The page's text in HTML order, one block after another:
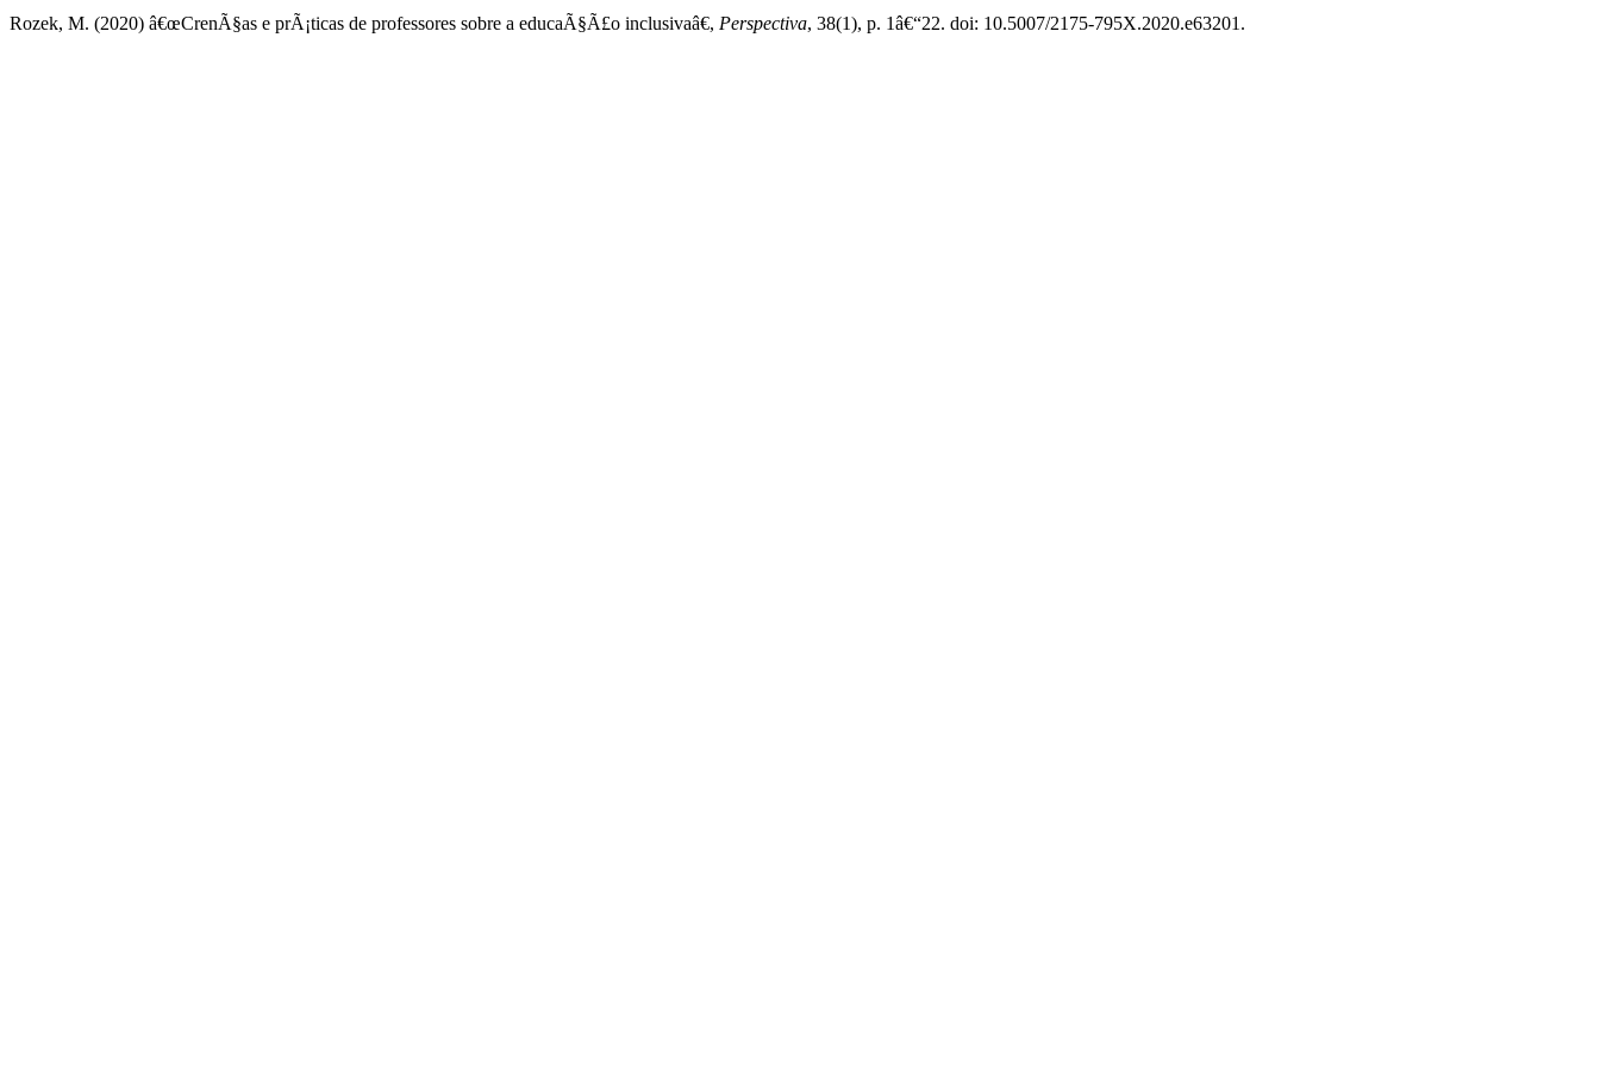
Rozek, M. (2020) â€œCrenÃ§as e prÃ¡ticas de professores sobre a educaÃ§Ã£o inclusivaâ€, Perspectiva, 38(1), p. 1â€“22. doi: 10.5007/2175-795X.2020.e63201.